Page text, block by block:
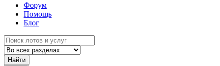
Форум
Помощь
Блог
Найти